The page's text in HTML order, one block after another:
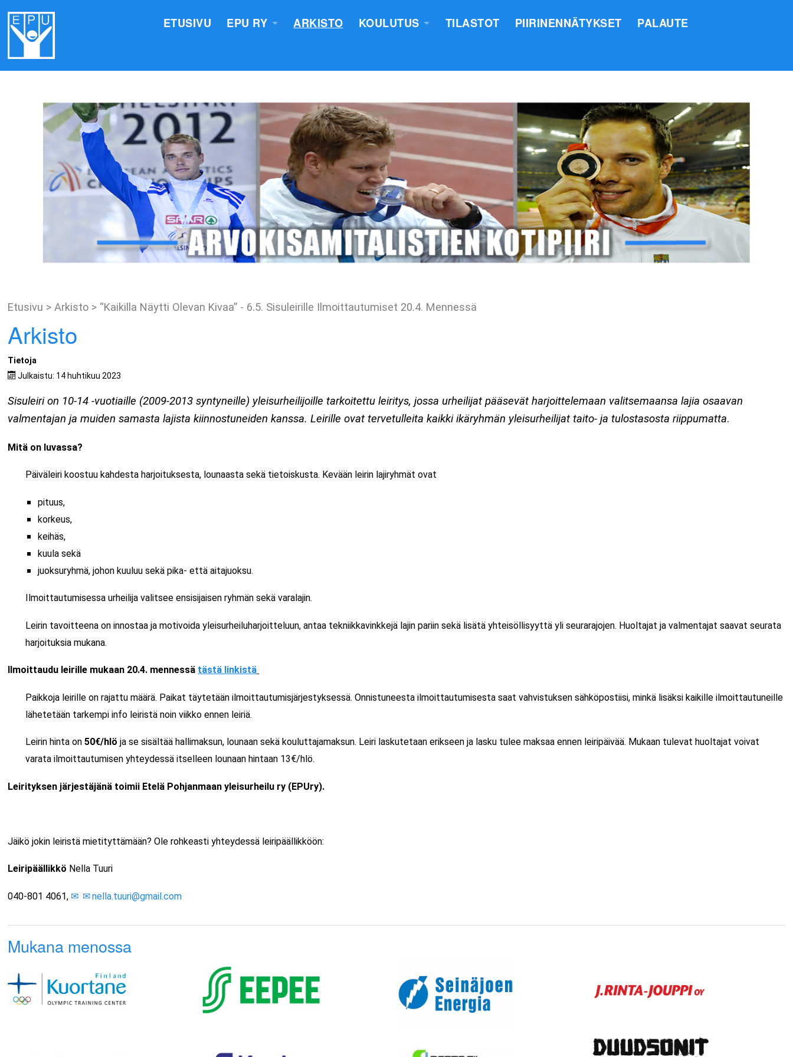
ETUSIVU
EPU RY
VALIOKUNNAT JA TIIMIT
TOIMINTASUUNNITELMA
ARVOMERKKIEN ANOMINEN
EPU:N SÄÄNNÖT
SUOMI100V - EPN YU
TOIMINTAKERTOMUKSET
EPU:N PÖYTÄSTANDAARIN SAANEET
KIRJAUTUMINEN
ARKISTO
KOULUTUS
LASTEN VALMENTAJATUTKINTO
LÄHETTÄJÄKOULUTUS
VALMENTAJAKOULUTUS
PIIRILEIRITYS
TILASTOT PIIRINENNÄTYKSET PALAUTE
Etusivu > Arkisto > “Kaikilla Näytti Olevan Kivaa” - 6.5. Sisuleirille Ilmoittautumiset 20.4. Mennessä
Arkisto
Tietoja
Julkaistu: 14 huhtikuu 2023
Sisuleiri on 10-14 -vuotiaille (2009-2013 syntyneille) yleisurheilijoille tarkoitettu leiritys, jossa urheilijat pääsevät harjoittelemaan valitsemaansa lajia osaavan
valmentajan ja muiden samasta lajista kiinnostuneiden kanssa. Leirille ovat tervetulleita kaikki ikäryhmän yleisurheilijat taito- ja tulostasosta riippumatta.
Mitä on luvassa?
Päiväleiri koostuu kahdesta harjoituksesta, lounaasta sekä tietoiskusta. Kevään leirin lajiryhmät ovat
pituus,
korkeus,
keihäs,
kuula sekä
juoksuryhmä, johon kuuluu sekä pika- että aitajuoksu.
Ilmoittautumisessa urheilija valitsee ensisijaisen ryhmän sekä varalajin.
Leirin tavoitteena on innostaa ja motivoida yleisurheiluharjoitteluun, antaa tekniikkavinkkejä lajin pariin sekä lisätä yhteisöllisyyttä yli seurarajojen. Huoltajat ja valmentajat saavat seurata
harjoituksia mukana.
Ilmoittaudu leirille mukaan 20.4. mennessä tästä linkistä
Paikkoja leirille on rajattu määrä. Paikat täytetään ilmoittautumisjärjestyksessä. Onnistuneesta ilmoittautumisesta saat vahvistuksen sähköpostiisi, minkä lisäksi kaikille ilmoittautuneille
lähetetään tarkempi info leiristä noin viikko ennen leiriä.
Leirin hinta on50€/hlö ja se sisältää hallimaksun, lounaan sekä kouluttajamaksun. Leiri laskutetaan erikseen ja lasku tulee maksaa ennen leiripäivää. Mukaan tulevat huoltajat voivat
varata ilmoittautumisen yhteydessä itselleen lounaan hintaan 13€/hlö.
Leirityksen järjestäjänä toimii Etelä Pohjanmaan yleisurheilu ry (EPUry).
Jäikö jokin leiristä mietityttämään? Ole rohkeasti yhteydessä leiripäällikköön:
Leiripäällikkö Nella Tuuri
040-801 4061, nella.tuuri@gmail.com
Mukana menossa